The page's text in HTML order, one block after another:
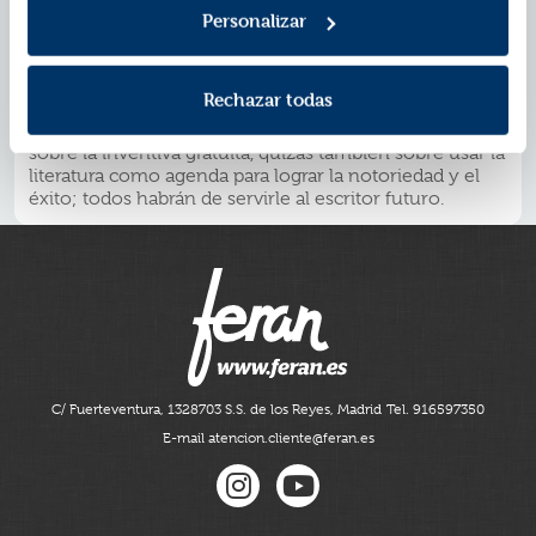
Personalizar
Rechazar todas
de sabiduría general, ingenio, humor y entendimiento,
defender la integridad del escritor y su oficio. Sus
taller de escritura creativa. La concisión, el trabajo
incansable, escribir sobre lo que uno conoce, la alerta
sobre la inventiva gratuita, quizás también sobre usar la
literatura como agenda para lograr la notoriedad y el
éxito; todos habrán de servirle al escritor futuro.
C/ Fuerteventura, 1328703 S.S. de los Reyes, Madrid Tel. 916597350
E-mail atencion.cliente@feran.es